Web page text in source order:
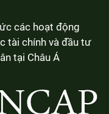
các hoạt động
tài chính và đầu tư
tại Châu Á